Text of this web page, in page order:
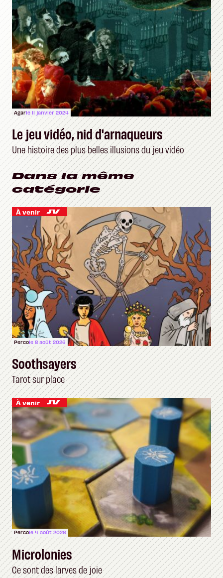
Agarle 11 janvier 2024
Le jeu vidéo, nid d'arnaqueurs
Une histoire des plus belles illusions du jeu vidéo
Dans la même
catégorie
À venir
Percole 8 août 2026
Soothsayers
Tarot sur place
À venir
Percole 4 août 2026
Microlonies
Ce sont des larves de joie